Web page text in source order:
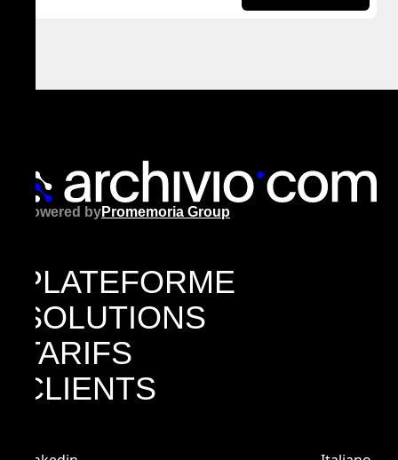
Powered byPromemoria Group
PLATEFORME
SOLUTIONS
TARIFS
CLIENTS